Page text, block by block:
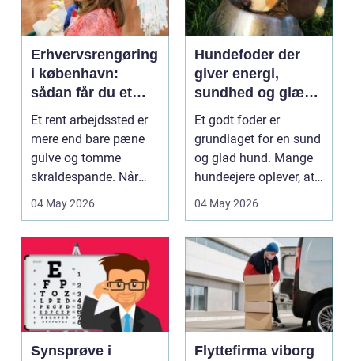
Erhvervsrengøring
i københavn:
sådan får du et
sundt og
professionelt
arbejdsmiljø
Et rent arbejdssted er
mere end bare pæne
gulve og tomme
skraldespande. Når
virksomheder
investerer ...
04 May 2026
Hundefoder der
giver energi,
sundhed og glæde
i hverdagen
Et godt foder er
grundlaget for en sund
og glad hund. Mange
hundeejere oplever, at
adfærd, pels, aff...
04 May 2026
Synsprøve i
Flyttefirma viborg